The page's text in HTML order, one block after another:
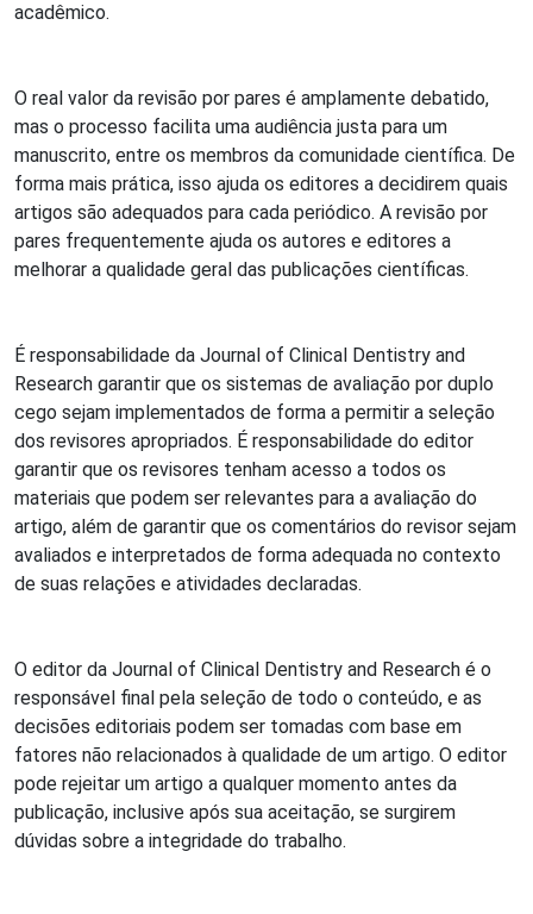
acadêmico.
O real valor da revisão por pares é amplamente debatido,
mas o processo facilita uma audiência justa para um
manuscrito, entre os membros da comunidade científica. De
forma mais prática, isso ajuda os editores a decidirem quais
artigos são adequados para cada periódico. A revisão por
pares frequentemente ajuda os autores e editores a
melhorar a qualidade geral das publicações científicas.
É responsabilidade da Journal of Clinical Dentistry and
Research garantir que os sistemas de avaliação por duplo
cego sejam implementados de forma a permitir a seleção
dos revisores apropriados. É responsabilidade do editor
garantir que os revisores tenham acesso a todos os
materiais que podem ser relevantes para a avaliação do
artigo, além de garantir que os comentários do revisor sejam
avaliados e interpretados de forma adequada no contexto
de suas relações e atividades declaradas.
O editor da Journal of Clinical Dentistry and Research é o
responsável final pela seleção de todo o conteúdo, e as
decisões editoriais podem ser tomadas com base em
fatores não relacionados à qualidade de um artigo. O editor
pode rejeitar um artigo a qualquer momento antes da
publicação, inclusive após sua aceitação, se surgirem
dúvidas sobre a integridade do trabalho.